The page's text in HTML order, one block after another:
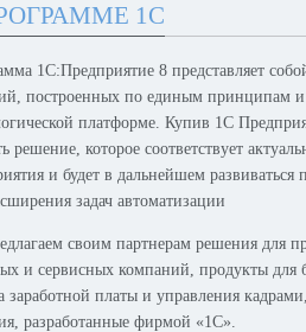
1С
1С:Предприятие 8 представляет
построенных по единым принципам
платформе. Купив 1С
решение, которое соответствует
и будет в дальнейшем развиваться
задач автоматизации
своим партнерам решения для
и сервисных компаний, продукты для
заработной платы и управления
разработанные фирмой «1С».